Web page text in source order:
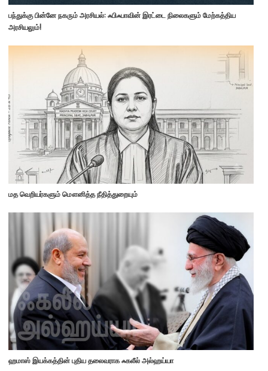
பந்துக்கு பின்னே நகரும் அரசியல்: ஃபிஃபாவின் இரட்டை நிலைகளும் மேற்கத்திய
அரசியலும்!
மத வெறியர்களும் மௌனித்த நீதித்துறையும்
ஹமாஸ் இயக்கத்தின் புதிய தலைவராக ஃகலீல் அல்ஹய்யா